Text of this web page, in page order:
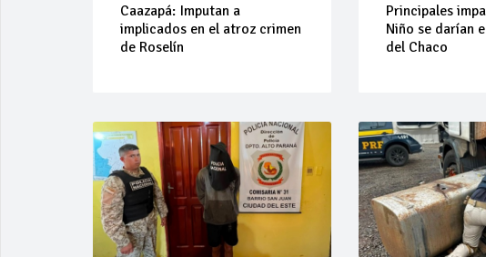
Caazapá: Imputan a
implicados en el atroz crimen
de Roselín
Principales
Niño se darían
del Chaco